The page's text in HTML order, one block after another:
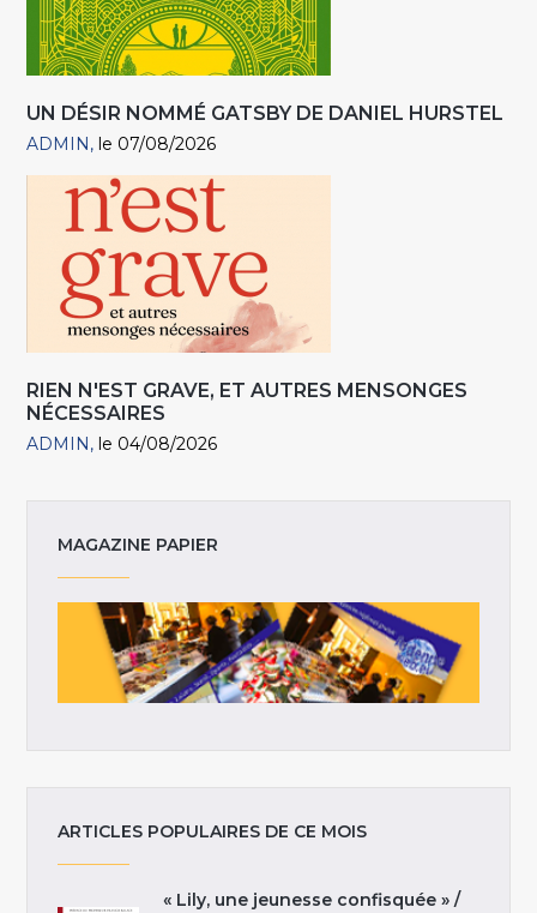
UN DÉSIR NOMMÉ GATSBY DE DANIEL HURSTEL
ADMIN le 07/08/2026
RIEN N'EST GRAVE, ET AUTRES MENSONGES
NÉCESSAIRES
ADMIN le 04/08/2026
MAGAZINE PAPIER
ARTICLES POPULAIRES DE CE MOIS
« Lily, une jeunesse confisquée » /